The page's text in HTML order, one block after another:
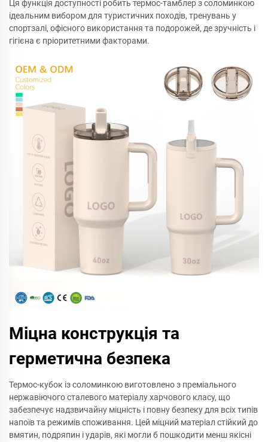
Ця функція доступності робить термос-тамблер з соломинкою
ідеальним вибором для туристичних походів, тренувань у
спортзалі, офісного використання та подорожей, де зручність і
гігієна є пріоритетними факторами.
Міцна конструкція та
герметична безпека
Термос-кубок із соломинкою виготовлено з преміального
нержавіючого сталевого матеріалу харчового класу, що
забезпечує надзвичайну міцність і повну безпеку для всіх типів
напоїв та режимів споживання. Цей міцний матеріал стійкий до
вмятин, подряпин і ударів, які могли б пошкодити менш якісні